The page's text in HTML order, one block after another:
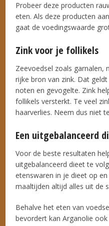
Probeer deze producten
eten. Als deze producten
gaat de voedingswaarde
Zink voor je follikels
Zeevoedsel zoals garnalen,
rijke bron van zink. Dat
noten en gevogelte. Zink
follikels versterkt. Te veel
haarverlies. Neem dus niet
Een uitgebalanceerd
Voor de beste resultaten
uitgebalanceerd dieet te
etenswaren in je dieet op
maaltijden altijd alles uit de
Behalve het eten van
bevordert kan Arganolie